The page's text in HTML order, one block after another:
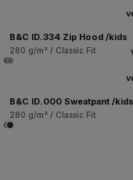
B&C ID.334 Zip Hood /kids
280 g/m² / Classic Fit
B&C ID.000 Sweatpant /kids
280 g/m² / Classic Fit